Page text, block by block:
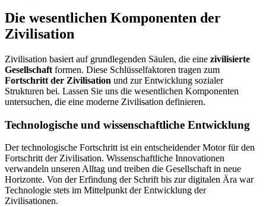
Die wesentlichen Komponenten der
Zivilisation
Zivilisation basiert auf grundlegenden Säulen, die eine zivilisierte
Gesellschaft formen. Diese Schlüsselfaktoren tragen zum
Fortschritt der Zivilisation und zur Entwicklung sozialer
Strukturen bei. Lassen Sie uns die wesentlichen Komponenten
untersuchen, die eine moderne Zivilisation definieren.
Technologische und wissenschaftliche Entwicklung
Der technologische Fortschritt ist ein entscheidender Motor für den
Fortschritt der Zivilisation. Wissenschaftliche Innovationen
verwandeln unseren Alltag und treiben die Gesellschaft in neue
Horizonte. Von der Erfindung der Schrift bis zur digitalen Ära war
Technologie stets im Mittelpunkt der Entwicklung der
Zivilisationen.